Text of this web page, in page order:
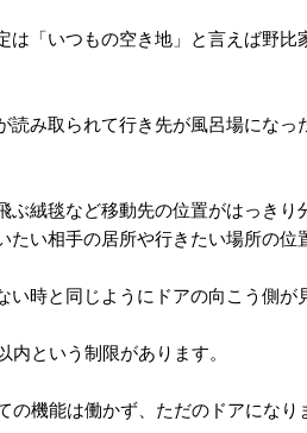
「いつもの空き地」と言えば野
み取られて行き先が風呂場になっ
絨毯など移動先の位置がはっきり
い相手の居所や行きたい場所の位
時と同じようにドアの向こう側が
という制限があります。
機能は働かず、ただのドアになり